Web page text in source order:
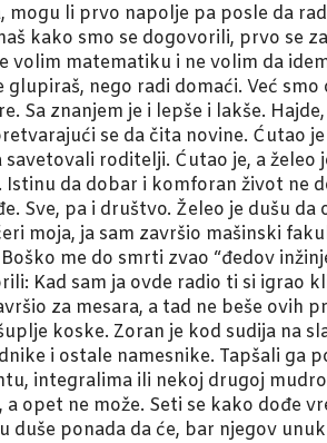
mogu li prvo napolje pa posle da
kako smo se dogovorili, prvo se
volim matematiku i ne volim da
glupiraš, nego radi domaći. Već
Sa znanjem je i lepše i lakše.
se da čita novine. Ćutao
savetovali roditelji. Ćutao je, a
Istinu da dobar i komforan život ne
Sve, pa i društvo. Želeo je dušu da
moja, ja sam završio mašinski
me do smrti zvao “đedov
Kad sam ja ovde radio ti si igrao
za mesara, a tad ne beše ovih
koske. Zoran je kod sudija na
i ostale namesnike. Tapšali ga
integralima ili nekoj drugoj
a opet ne može. Seti se kako dođe
duše ponada da će, bar njegov